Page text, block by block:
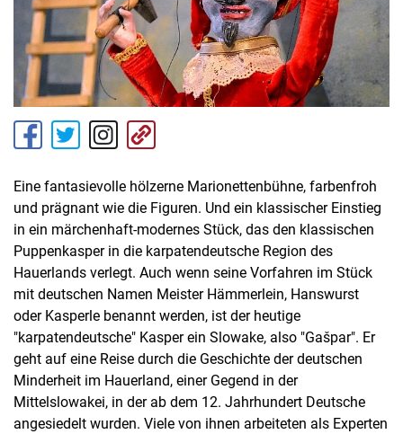
Eine fantasievolle hölzerne Marionettenbühne, farbenfroh
und prägnant wie die Figuren. Und ein klassischer Einstieg
in ein märchenhaft-modernes Stück, das den klassischen
Puppenkasper in die karpatendeutsche Region des
Hauerlands verlegt. Auch wenn seine Vorfahren im Stück
mit deutschen Namen Meister Hämmerlein, Hanswurst
oder Kasperle benannt werden, ist der heutige
"karpatendeutsche" Kasper ein Slowake, also "Gašpar". Er
geht auf eine Reise durch die Geschichte der deutschen
Minderheit im Hauerland, einer Gegend in der
Mittelslowakei, in der ab dem 12. Jahrhundert Deutsche
angesiedelt wurden. Viele von ihnen arbeiteten als Experten